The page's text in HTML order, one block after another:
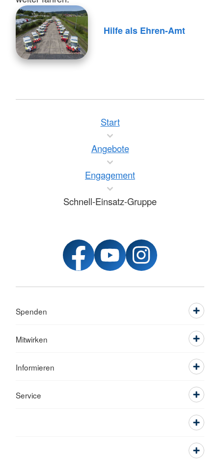
Hilfe als Ehren-Amt
Start
Angebote
Engagement
Schnell-Einsatz-Gruppe
Spenden
Mitwirken
Informieren
Service